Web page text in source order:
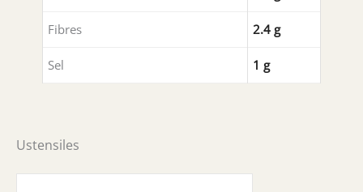
Fibres 2.4 g
Sel 1 g
Ustensiles